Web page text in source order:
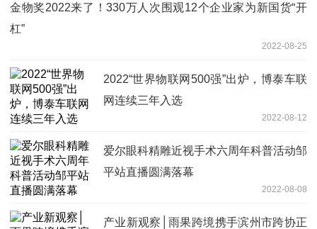
金物奖2022来了！330万人次围观12个企业家为新国货“开
杠”
2022-08-25
2022“世界物联网500强”出炉，博泰车联
网连续三年入选
2022-08-12
爱尔眼科精雕近视手术六周年科普活动邹
平站直播圆满落幕
2022-08-08
产业新观察│雨果跨境携手滨州市跨协正